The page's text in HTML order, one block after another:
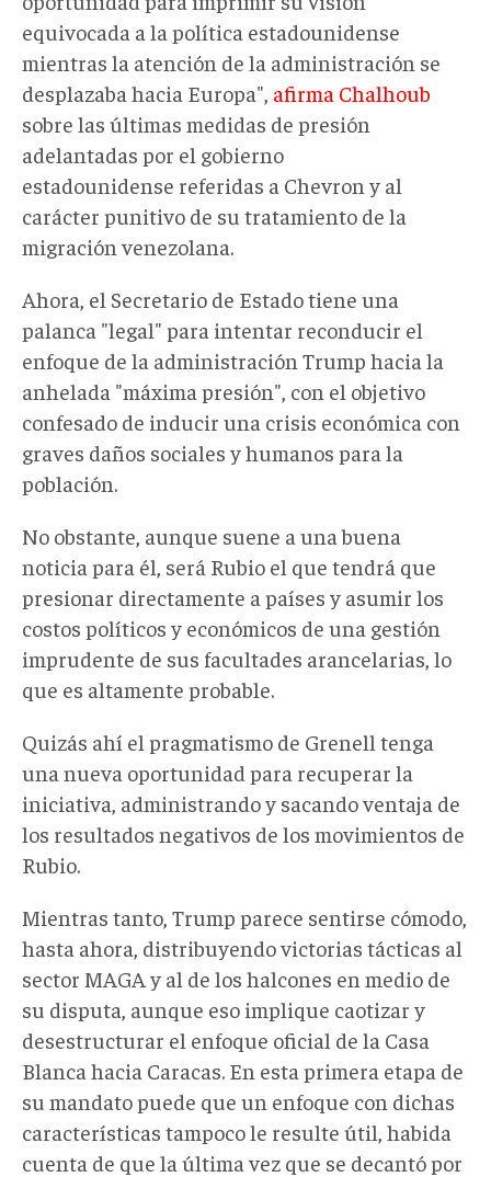
equivocada a la política estadounidense
mientras la atención de la administración se
desplazaba hacia Europa", afirma Chalhoub
sobre las últimas medidas de presión
adelantadas por el gobierno
estadounidense referidas a Chevron y al
carácter punitivo de su tratamiento de la
migración venezolana.
Ahora, el Secretario de Estado tiene una
palanca "legal" para intentar reconducir el
enfoque de la administración Trump hacia la
anhelada "máxima presión", con el objetivo
confesado de inducir una crisis económica con
graves daños sociales y humanos para la
población.
No obstante, aunque suene a una buena
noticia para él, será Rubio el que tendrá que
presionar directamente a países y asumir los
costos políticos y económicos de una gestión
imprudente de sus facultades arancelarias, lo
que es altamente probable.
Quizás ahí el pragmatismo de Grenell tenga
una nueva oportunidad para recuperar la
iniciativa, administrando y sacando ventaja de
los resultados negativos de los movimientos de
Rubio.
Mientras tanto, Trump parece sentirse cómodo,
hasta ahora, distribuyendo victorias tácticas al
sector MAGA y al de los halcones en medio de
su disputa, aunque eso implique caotizar y
desestructurar el enfoque oficial de la Casa
Blanca hacia Caracas. En esta primera etapa de
su mandato puede que un enfoque con dichas
características tampoco le resulte útil, habida
cuenta de que la última vez que se decantó por